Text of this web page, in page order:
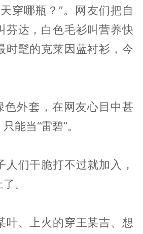
穿哪瓶？”。网友们把自
芬达，白色毛衫叫营养快
时髦的克莱因蓝衬衫，今
色外套，在网友心目中甚
能当“雷碧”。
人们干脆打不过就加入，
。
叶、上火的穿王某吉、想